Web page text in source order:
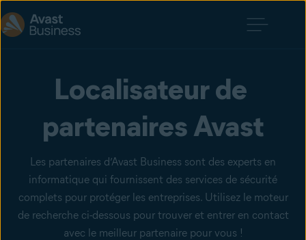
Localisateur de
partenaires Avast
Les partenaires d’Avast Business sont des experts en
informatique qui fournissent des services de sécurité
complets pour protéger les entreprises. Utilisez le moteur
de recherche ci-dessous pour trouver et entrer en contact
avec le meilleur partenaire pour vous !